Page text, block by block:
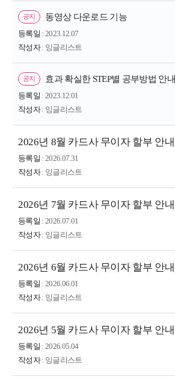
공지 동영상 다운로드 기능
등록일 : 2023.12.07
작성자: 잉글리스트
공지 효과 확실한 STEP별 공부방법 안내
등록일 : 2023.12.01
작성자: 잉글리스트
2026년 8월 카드사 무이자 할부 안내
등록일 : 2026.07.31
작성자: 잉글리스트
2026년 7월 카드사 무이자 할부 안내
등록일 : 2026.07.01
작성자: 잉글리스트
2026년 6월 카드사 무이자 할부 안내
등록일 : 2026.06.01
작성자: 잉글리스트
2026년 5월 카드사 무이자 할부 안내
등록일 : 2026.05.04
작성자: 잉글리스트